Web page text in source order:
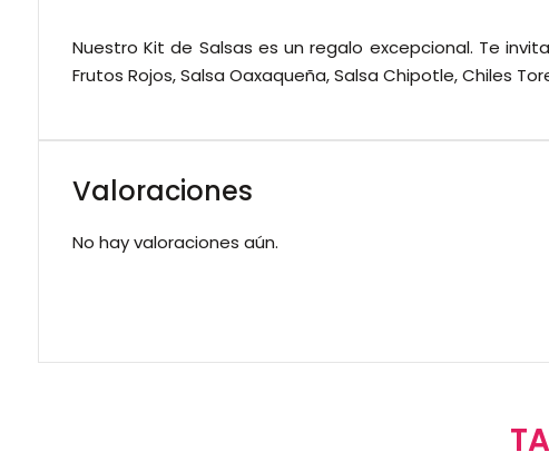
Nuestro Kit de Salsas es un regalo excepcional. Te
Frutos Rojos, Salsa Oaxaqueña, Salsa Chipotle, Chiles
Valoraciones
No hay valoraciones aún.